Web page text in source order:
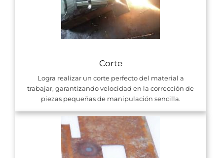
Corte
Logra realizar un corte perfecto del material a
trabajar, garantizando velocidad en la corrección de
piezas pequeñas de manipulación sencilla.